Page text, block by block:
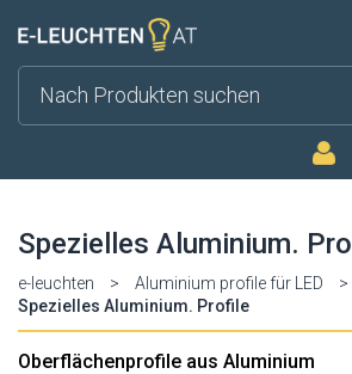
Spezielles Aluminium.
e-leuchten > Aluminium profile für LED
>
Spezielles Aluminium. Profile
Oberflächenprofile aus Aluminium